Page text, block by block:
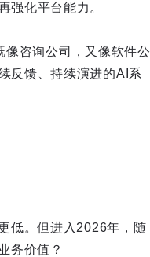
强化平台能力。
咨询公司，又像软件公
反馈、持续演进的AI系
低。但进入2026年，随
务价值？